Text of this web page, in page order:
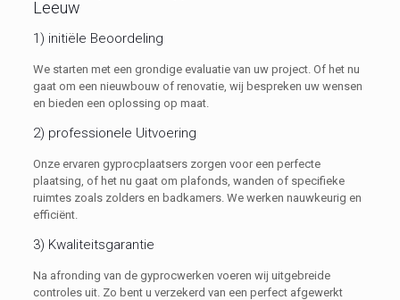
Leeuw
1) initiële Beoordeling
We starten met een grondige evaluatie van uw project. Of het nu
gaat om een nieuwbouw of renovatie, wij bespreken uw wensen
en bieden een oplossing op maat.
2) professionele Uitvoering
Onze ervaren gyprocplaatsers zorgen voor een perfecte
plaatsing, of het nu gaat om plafonds, wanden of specifieke
ruimtes zoals zolders en badkamers. We werken nauwkeurig en
efficiënt.
3) Kwaliteitsgarantie
Na afronding van de gyprocwerken voeren wij uitgebreide
controles uit. Zo bent u verzekerd van een perfect afgewerkt